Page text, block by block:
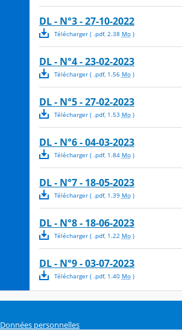
DL - N°3 - 27-10-2022
Télécharger( .pdf, 2.38 Mo)
DL - N°4 - 23-02-2023
Télécharger( .pdf, 1.56 Mo)
DL - N°5 - 27-02-2023
Télécharger( .pdf, 1.53 Mo)
DL - N°6 - 04-03-2023
Télécharger( .pdf, 1.84 Mo)
DL - N°7 - 18-05-2023
Télécharger( .pdf, 1.39 Mo)
DL - N°8 - 18-06-2023
Télécharger( .pdf, 1.22 Mo)
DL - N°9 - 03-07-2023
Télécharger( .pdf, 1.40 Mo)
Données personnelles